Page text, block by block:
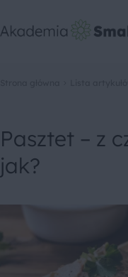
Pasztet – z
jak?